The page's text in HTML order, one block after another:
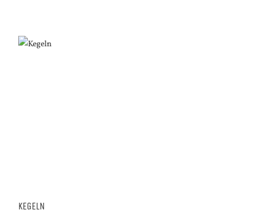
KEGELN